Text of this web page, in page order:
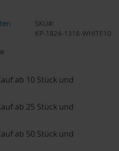
SKU
KP-1824-1318-WHITE10
ab 10 Stück und
ab 25 Stück und
ab 50 Stück und